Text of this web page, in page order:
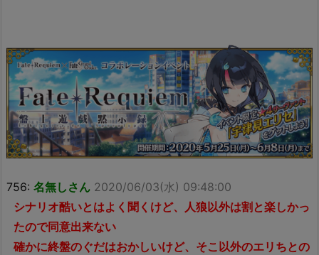
756: 名無しさん 2020/06/03(水) 09:48:00
シナリオ酷いとはよく聞くけど、人狼以外は割と楽しかっ
たので同意出来ない
確かに終盤のぐだはおかしいけど、そこ以外のエリちとの